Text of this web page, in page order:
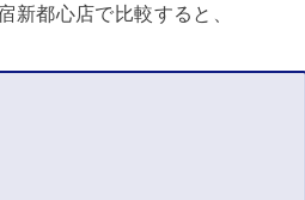
新都心店で比較すると、